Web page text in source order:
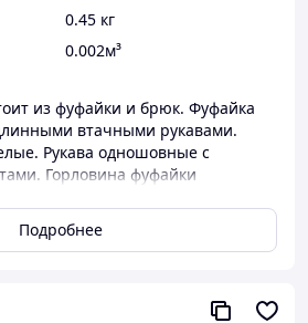
0.45 кг
0.002м³
из фуфайки и брюк. Фуфайка
втачными рукавами.
Рукава одношовные с
Горловина фуфайки
низу притачные манжеты.
от воздействия
Подробнее